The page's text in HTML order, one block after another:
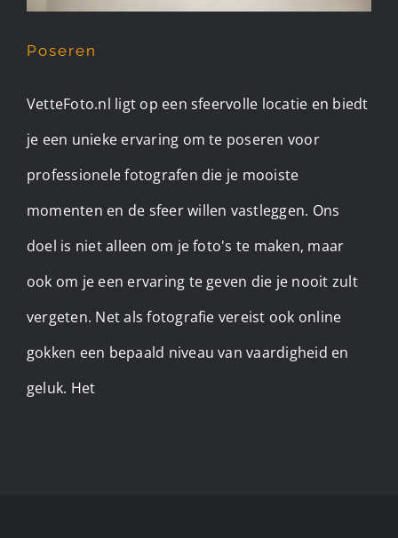
Poseren
VetteFoto.nl ligt op een sfeervolle locatie en biedt
je een unieke ervaring om te poseren voor
professionele fotografen die je mooiste
momenten en de sfeer willen vastleggen. Ons
doel is niet alleen om je foto's te maken, maar
ook om je een ervaring te geven die je nooit zult
vergeten. Net als fotografie vereist ook online
gokken een bepaald niveau van vaardigheid en
geluk. Het